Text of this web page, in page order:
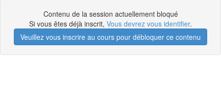
Contenu de la session actuellement bloqué
Si vous êtes déjà inscrit, Vous devrez vous identifier.
Veuillez vous inscrire au cours pour débloquer ce contenu